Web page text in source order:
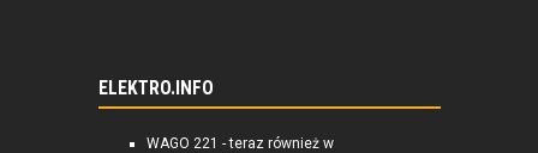
ELEKTRO.INFO
WAGO 221 - teraz również w